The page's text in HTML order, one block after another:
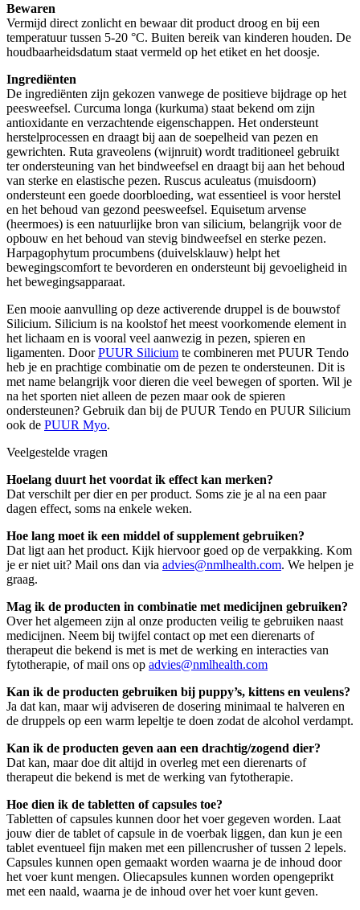
Bewaren
Vermijd direct zonlicht en bewaar dit product droog en bij een
temperatuur tussen 5-20 °C. Buiten bereik van kinderen houden. De
houdbaarheidsdatum staat vermeld op het etiket en het doosje.
Ingrediënten
De ingrediënten zijn gekozen vanwege de positieve bijdrage op het
peesweefsel. Curcuma longa (kurkuma) staat bekend om zijn
antioxidante en verzachtende eigenschappen. Het ondersteunt
herstelprocessen en draagt bij aan de soepelheid van pezen en
gewrichten. Ruta graveolens (wijnruit) wordt traditioneel gebruikt
ter ondersteuning van het bindweefsel en draagt bij aan het behoud
van sterke en elastische pezen. Ruscus aculeatus (muisdoorn)
ondersteunt een goede doorbloeding, wat essentieel is voor herstel
en het behoud van gezond peesweefsel. Equisetum arvense
(heermoes) is een natuurlijke bron van silicium, belangrijk voor de
opbouw en het behoud van stevig bindweefsel en sterke pezen.
Harpagophytum procumbens (duivelsklauw) helpt het
bewegingscomfort te bevorderen en ondersteunt bij gevoeligheid in
het bewegingsapparaat.
Een mooie aanvulling op deze activerende druppel is de bouwstof
Silicium. Silicium is na koolstof het meest voorkomende element in
het lichaam en is vooral veel aanwezig in pezen, spieren en
ligamenten. DoorPUUR Silicium te combineren met PUUR Tendo
heb je en prachtige combinatie om de pezen te ondersteunen. Dit is
met name belangrijk voor dieren die veel bewegen of sporten. Wil je
na het sporten niet alleen de pezen maar ook de spieren
ondersteunen? Gebruik dan bij de PUUR Tendo en PUUR Silicium
ook de PUUR Myo.
Veelgestelde vragen
Hoelang duurt het voordat ik effect kan merken?
Dat verschilt per dier en per product. Soms zie je al na een paar
dagen effect, soms na enkele weken.
Hoe lang moet ik een middel of supplement gebruiken?
Dat ligt aan het product. Kijk hiervoor goed op de verpakking. Kom
je er niet uit? Mail ons dan via advies@nmlhealth.com. We helpen je
graag.
Mag ik de producten in combinatie met medicijnen gebruiken?
Over het algemeen zijn al onze producten veilig te gebruiken naast
medicijnen. Neem bij twijfel contact op met een dierenarts of
therapeut die bekend is met is met de werking en interacties van
fytotherapie, of mail ons op advies@nmlhealth.com
Kan ik de producten gebruiken bij puppy’s, kittens en veulens?
Ja dat kan, maar wij adviseren de dosering minimaal te halveren en
de druppels op een warm lepeltje te doen zodat de alcohol verdampt.
Kan ik de producten geven aan een drachtig/zogend dier?
Dat kan, maar doe dit altijd in overleg met een dierenarts of
therapeut die bekend is met de werking van fytotherapie.
Hoe dien ik de tabletten of capsules toe?
Tabletten of capsules kunnen door het voer gegeven worden. Laat
jouw dier de tablet of capsule in de voerbak liggen, dan kun je een
tablet eventueel fijn maken met een pillencrusher of tussen 2 lepels.
Capsules kunnen open gemaakt worden waarna je de inhoud door
het voer kunt mengen. Oliecapsules kunnen worden opengeprikt
met een naald, waarna je de inhoud over het voer kunt geven.